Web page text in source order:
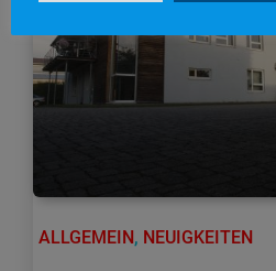
ALLGEMEIN, NEUIGKEITEN